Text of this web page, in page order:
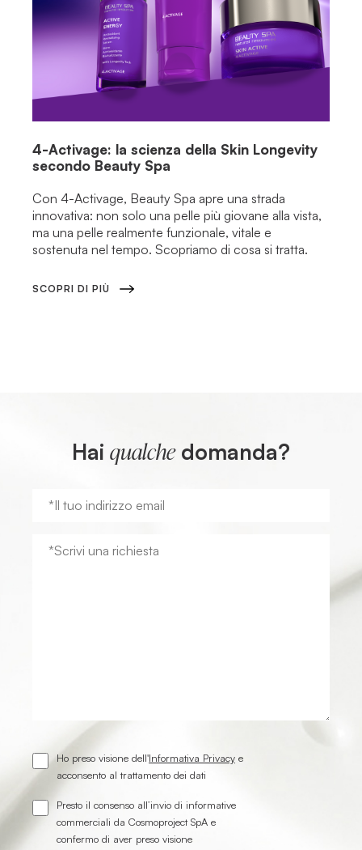
4-Activage: la scienza della Skin Longevity
secondo Beauty Spa
Con 4-Activage, Beauty Spa apre una strada
innovativa: non solo una pelle più giovane alla vista,
ma una pelle realmente funzionale, vitale e
sostenuta nel tempo. Scopriamo di cosa si tratta.
SCOPRI DI PIÙ
Hai qualchedomanda?
Ho preso visione dell'Informativa Privacy e
acconsento al trattamento dei dati
Presto il consenso all’invio di informative
commerciali da Cosmoproject SpA e
confermo di aver preso visione